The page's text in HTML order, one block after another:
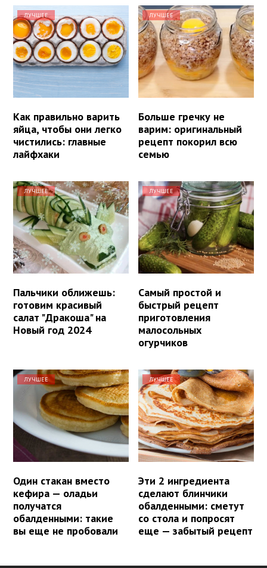
ЛУЧШЕЕ
Как правильно варить
яйца, чтобы они легко
чистились: главные
лайфхаки
ЛУЧШЕЕ
Больше гречку не
варим: оригинальный
рецепт покорил всю
семью
ЛУЧШЕЕ
Пальчики оближешь:
готовим красивый
салат "Дракоша" на
Новый год 2024
ЛУЧШЕЕ
Самый простой и
быстрый рецепт
приготовления
малосольных
огурчиков
ЛУЧШЕЕ
Один стакан вместо
кефира — оладьи
получатся
обалденными: такие
вы еще не пробовали
ЛУЧШЕЕ
Эти 2 ингредиента
сделают блинчики
обалденными: сметут
со стола и попросят
еще — забытый рецепт